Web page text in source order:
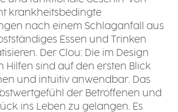
krankheitsbedingte
nach einem Schlaganfall aus
Essen und Trinken
Der Clou: Die im Design
Hilfen sind auf den ersten Blick
und intuitiv anwendbar. Das
der Betroffenen und
ins Leben zu gelangen. Es